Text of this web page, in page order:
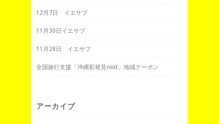
12月7日 イエサブ
11月30日イエサブ
11月28日 イエサブ
全国旅行支援「沖縄彩発見next」地域クーポン
アーカイブ